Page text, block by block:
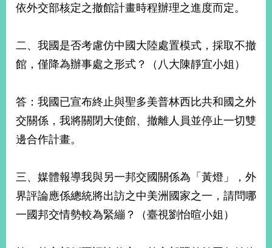
依外交部核定之撤館計畫時程辦理之進度而定。
二、我國是否考慮仿中國大陸處置模式，採取不撤
館，僅降為辦事處之形式？（八大陳靜宜小姐）
答：我國已宣布終止與聖多美普林西比共和國之外
交關係，我將關閉大使館、撤離人員並停止一切雙
邊合作計畫。
三、媒體報導我與另一邦交國關係為「黃燈」，外
界評論應係總統將出訪之中美洲國家之一，請問哪
一國邦交情勢較為緊繃？（臺視劉怡暄小姐）